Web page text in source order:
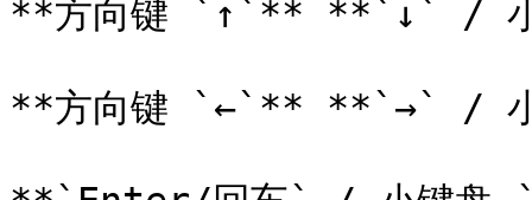
**方向键 `↑`** **`↓` /
**方向键 `←`** **`→` /